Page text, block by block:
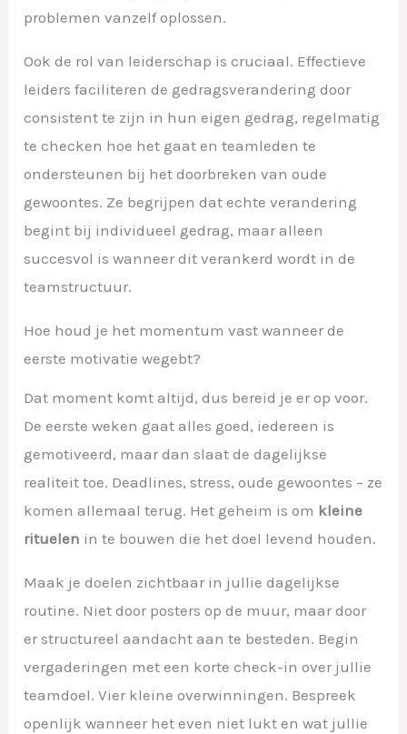
problemen vanzelf oplossen.
Ook de rol van leiderschap is cruciaal. Effectieve
leiders faciliteren de gedragsverandering door
consistent te zijn in hun eigen gedrag, regelmatig
te checken hoe het gaat en teamleden te
ondersteunen bij het doorbreken van oude
gewoontes. Ze begrijpen dat echte verandering
begint bij individueel gedrag, maar alleen
succesvol is wanneer dit verankerd wordt in de
teamstructuur.
Hoe houd je het momentum vast wanneer de
eerste motivatie wegebt?
Dat moment komt altijd, dus bereid je er op voor.
De eerste weken gaat alles goed, iedereen is
gemotiveerd, maar dan slaat de dagelijkse
realiteit toe. Deadlines, stress, oude gewoontes – ze
komen allemaal terug. Het geheim is om kleine
rituelen in te bouwen die het doel levend houden.
Maak je doelen zichtbaar in jullie dagelijkse
routine. Niet door posters op de muur, maar door
er structureel aandacht aan te besteden. Begin
vergaderingen met een korte check-in over jullie
teamdoel. Vier kleine overwinningen. Bespreek
openlijk wanneer het even niet lukt en wat jullie